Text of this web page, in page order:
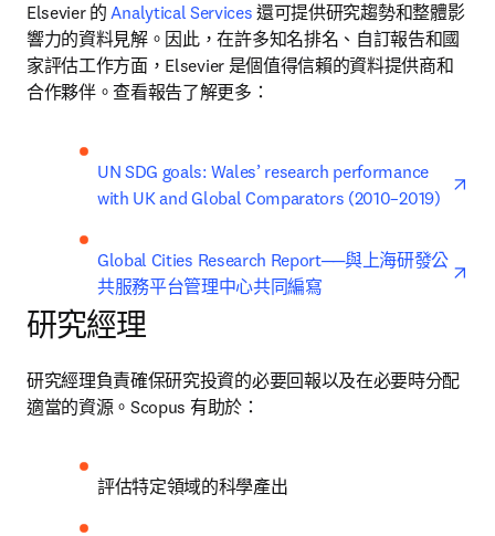
Elsevier 的 Analytical Services 還可提供研究趨勢和整體影
響力的資料見解。因此，在許多知名排名、自訂報告和國
家評估工作方面，Elsevier 是個值得信賴的資料提供商和
合作夥伴。查看報告了解更多：
UN SDG goals: Wales’ research performance
with UK and Global Comparators (2010–2019)
Global Cities Research Report──與上海研發公
共服務平台管理中心共同編寫
研究經理
研究經理負責確保研究投資的必要回報以及在必要時分配
適當的資源。Scopus 有助於：
評估特定領域的科學產出